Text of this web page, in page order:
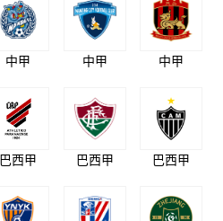
中甲 中甲 中甲
巴西甲 巴西甲 巴西甲